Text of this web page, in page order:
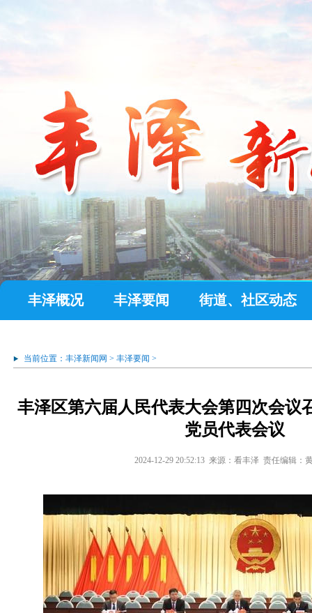
丰泽概况 丰泽要闻 街道、社区动态
当前位置： 丰泽新闻网 > 丰泽要闻 >
丰泽区第六届人民代表大会第四次会议
党员代表会议
2024-12-29 20:52:13 来源：看丰泽 责任编辑：